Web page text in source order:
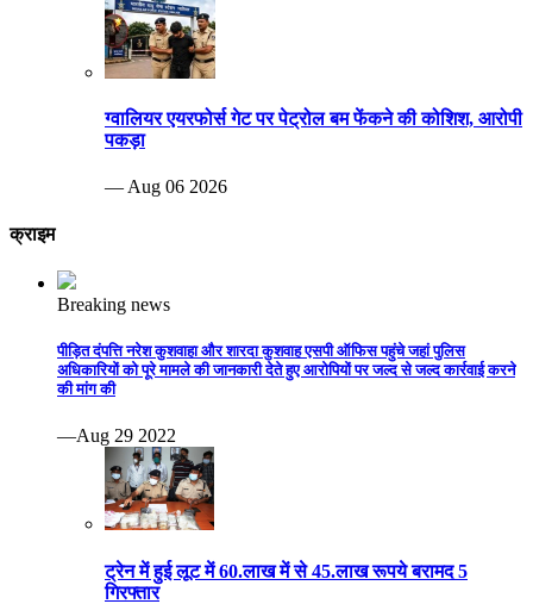
ग्वालियर एयरफोर्स गेट पर पेट्रोल बम फेंकने की कोशिश, आरोपी
पकड़ा
— Aug 06 2026
क्राइम
Breaking news
पीड़ित दंपत्ति नरेश कुशवाहा और शारदा कुशवाह एसपी ऑफिस पहुंचे जहां पुलिस
अधिकारियों को पूरे मामले की जानकारी देते हुए आरोपियों पर जल्द से जल्द कार्रवाई करने
की मांग की
—Aug 29 2022
ट्रेन में हुई लूट में 60.लाख में से 45.लाख रूपये बरामद 5
गिरफ्तार